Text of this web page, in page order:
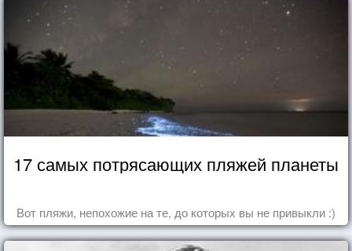
17 самых потрясающих пляжей планеты
Вот пляжи, непохожие на те, до которых вы не привыкли :)